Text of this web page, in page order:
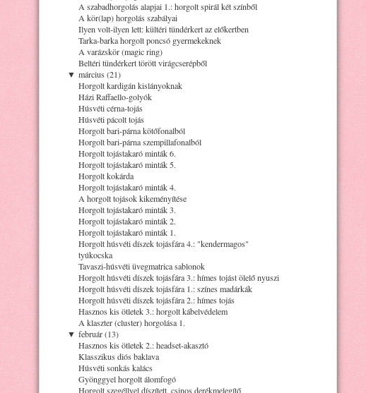
A szabadhorgolás alapjai 1.: horgolt spirál két színből
A kör(lap) horgolás szabályai
Ilyen volt-ilyen lett: kültéri tündérkert az előkertben
Tarka-barka horgolt poncsó gyermekeknek
A varázskör (magic ring)
Beltéri tündérkert törött virágcserépből
▼ március (21)
Horgolt kardigán kislányoknak
Házi Raffaello-golyók
Húsvéti cérna-tojás
Húsvéti pácolt tojás
Horgolt bari-párna kötőfonalból
Horgolt bari-párna szempillafonalból
Horgolt tojástakaró minták 6.
Horgolt tojástakaró minták 5.
Horgolt kokárda
Horgolt tojástakaró minták 4.
A horgolt tojások kikeményítése
Horgolt tojástakaró minták 3.
Horgolt tojástakaró minták 2.
Horgolt tojástakaró minták 1.
Horgolt húsvéti díszek tojásfára 4.: "kendermagos"
tyúkocska
Tavaszi-húsvéti üvegmatrica sablonok
Horgolt húsvéti díszek tojásfára 3.: hímes tojást ölelő nyuszi
Horgolt húsvéti díszek tojásfára 1.: színes madárkák
Horgolt húsvéti díszek tojásfára 2.: hímes tojás
Hasznos kis ötletek 3.: horgolt kábelvédelem
A klaszter (cluster) horgolása 1.
▼ február (13)
Hasznos kis ötletek 2.: headset-akasztó
Klasszikus diós baklava
Húsvéti sonkás kalács
Gyönggyel horgolt álomfogó
Horgolt szegéllyel díszített, csinos derékmelegítő